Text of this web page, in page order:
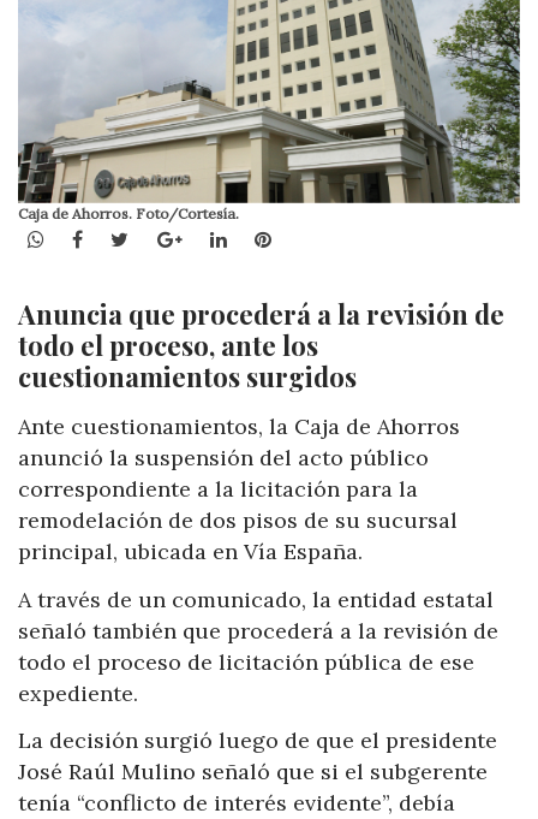
Caja de Ahorros. Foto/Cortesía.
WhatsApp
Facebook
TwitterGoogle+LinkedInPinterest
Anuncia que procederá a la revisión de
todo el proceso, ante los
cuestionamientos surgidos
Ante cuestionamientos, la Caja de Ahorros
anunció la suspensión del acto público
correspondiente a la licitación para la
remodelación de dos pisos de su sucursal
principal, ubicada en Vía España.
A través de un comunicado, la entidad estatal
señaló también que procederá a la revisión de
todo el proceso de licitación pública de ese
expediente.
La decisión surgió luego de que el presidente
José Raúl Mulino señaló que si el subgerente
tenía “conflicto de interés evidente”, debía